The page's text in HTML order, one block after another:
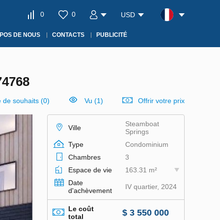
0 0 USD
DE NOUS CONTACTS PUBLICITÉ
de souhaits (0) Vu (1) Offrir votre prix
Ville
Steamboat
Springs
Type
Condominium
Chambres
3
Espace de vie
163.31 m²
Date
d'achèvement
IV quartier, 2024
Le coût
total
$ 3 550 000